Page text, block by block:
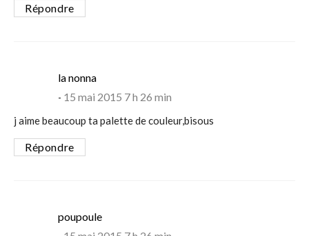
Répondre
la nonnasays:
15 mai 2015 7 h 26 min
j aime beaucoup ta palette de couleur,bisous
Répondre
poupoulesays: